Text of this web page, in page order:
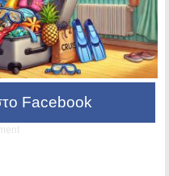
Facebook